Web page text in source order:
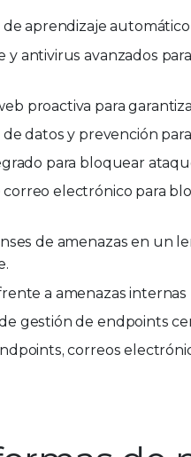
de aprendizaje
y antivirus avanzados
proactiva para
de datos y prevención
para bloquear
electrónico para
de amenazas en un
a amenazas
gestión de endpoints
correos